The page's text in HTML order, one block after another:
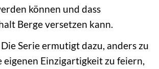
können und dass
Berge versetzen kann.
Die Serie ermutigt dazu, anders zu
eigenen Einzigartigkeit zu feiern,